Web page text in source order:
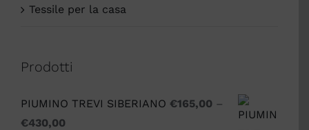
Tessile per la casa
Prodotti
PIUMINO TREVI SIBERIANO €165,00 –
€430,00